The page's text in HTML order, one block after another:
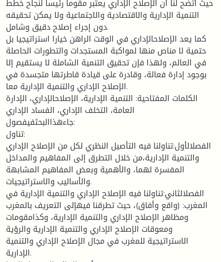
حيث أتضح لنا أن الإصلاح الإداري يعتبر مقوما رئيسا لنجاح خطط
التنمية الإدارية والاقتصادية والاجتماعية ولا يمكن تحقيقه
دون إجراء إصلاح دقيق وشامل.
كما يعد الإصلاحالإداري في الوقت الراهن خيارا استراتيجيا بل
حتمية لا مناص منها لمواكبة المستجدات والتطورات الحاصلة
في العالم، ولهذا فإن تحقيق التنمية الشاملة لا يستقيم إلا
بوجود إدارة فعالة، وقادرة على قيادة قاطرتها متجسدة في
الإصلاح الإداري والتنمية الإدارية معا.
الكلمات المفتاحية: التنمية الإدارية، الإصلاحالإداري، الإدارة
العامة، التخلف الإداري، الفساد الإداري
جاءهذاالبحثفيفصول:
تناول:
الفصلالأول:تناولنا فيه التأصيل النظري لكل من الإصلاح الإداري
والتنمية الإدارية،من خلال التطرق إلى المفاهيم والمداخل
المفسرة لهما، والأهمية وبعض المفاهيم المشابهة
والأساليب والاستراتيجيات.
الفصلالثاني:تناولنا فيه الإصلاح الإداري والتنمية الإدارية في
المغرب: (واقع وأفاق)، حيث تطرقنا فيهإلى التعريف بالمغرب
ومظاهر الإصلاح الإداري والتنمية الإدارية، وكذامقومات
ومعوقات الإصلاح الإداري والتنمية الإدارية والرؤية
الاستراتيجية للمغرب في مجال الإصلاح الإداري والتنمية
الإدارية.